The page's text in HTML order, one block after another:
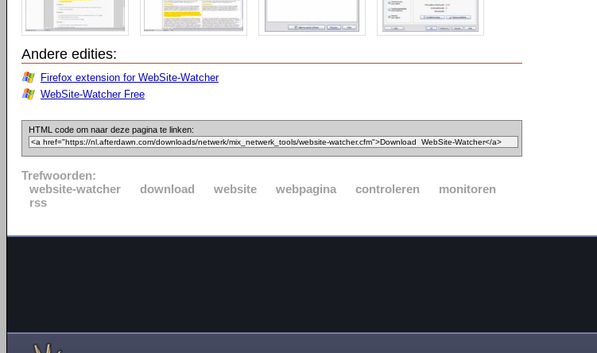
Andere edities:
Firefox extension for WebSite-Watcher
WebSite-Watcher Free
HTML code om naar deze pagina te linken:
Trefwoorden:
website-watcher
download website webpagina controleren
monitoren
rss